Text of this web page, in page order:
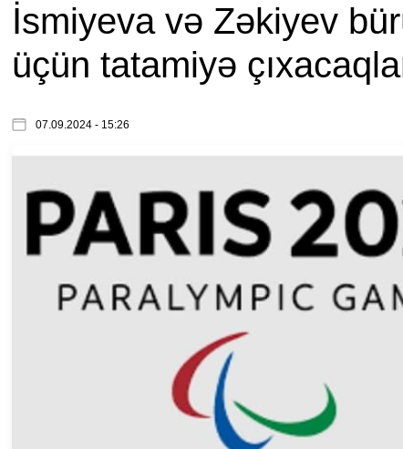
İsmiyeva və Zəkiyev
üçün tatamiyə
07.09.2024 - 15:26